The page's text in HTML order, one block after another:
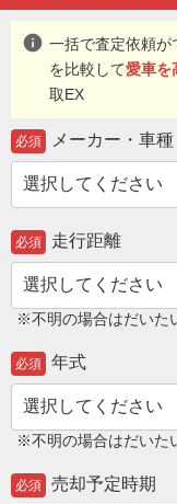
info 一括で査定依頼が
を比較して愛車を
取EX
必須 メーカー・車種
必須 走行距離
※不明の場合はだいた
必須 年式
※不明の場合はだいた
必須 売却予定時期